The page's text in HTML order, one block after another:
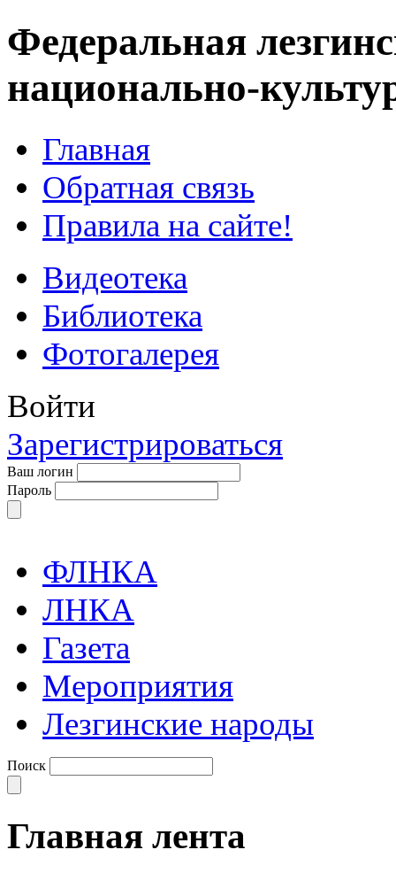
Федеральная
национально-
Главная
Обратная связь
Правила на сайте!
Видеотека
Библиотека
Фотогалерея
Войти
Зарегистрироваться
Ваш логин
Пароль
ФЛНКА
ЛНКА
Газета
Мероприятия
Лезгинские народы
Поиск
Главная лента